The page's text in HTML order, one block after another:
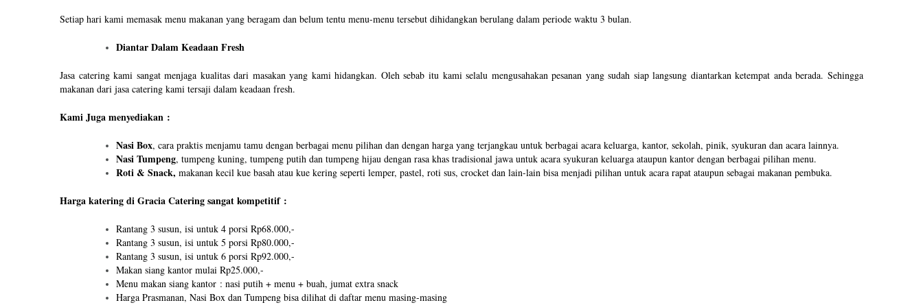
Setiap hari kami memasak menu makanan yang beragam dan belum tentu menu-menu tersebut dihidangkan berulang dalam periode waktu 3 bulan.
Diantar Dalam Keadaan Fresh
Jasa catering kami sangat menjaga kualitas dari masakan yang kami hidangkan. Oleh sebab itu kami selalu mengusahakan pesanan yang sudah siap langsung diantarkan ketempat anda berada. Sehingga
makanan dari jasa catering kami tersaji dalam keadaan fresh.
Kami Juga menyediakan :
Nasi Box, cara praktis menjamu tamu dengan berbagai menu pilihan dan dengan harga yang terjangkau untuk berbagai acara keluarga, kantor, sekolah, pinik, syukuran dan acara lainnya.
Nasi Tumpeng, tumpeng kuning, tumpeng putih dan tumpeng hijau dengan rasa khas tradisional jawa untuk acara syukuran keluarga ataupun kantor dengan berbagai pilihan menu.
Roti & Snack, makanan kecil kue basah atau kue kering seperti lemper, pastel, roti sus, crocket dan lain-lain bisa menjadi pilihan untuk acara rapat ataupun sebagai makanan pembuka.
Harga katering di Gracia Catering sangat kompetitif :
Rantang 3 susun, isi untuk 4 porsi Rp68.000,-
Rantang 3 susun, isi untuk 5 porsi Rp80.000,-
Rantang 3 susun, isi untuk 6 porsi Rp92.000,-
Makan siang kantor mulai Rp25.000,-
Menu makan siang kantor : nasi putih + menu + buah, jumat extra snack
Harga Prasmanan, Nasi Box dan Tumpeng bisa dilihat di daftar menu masing-masing